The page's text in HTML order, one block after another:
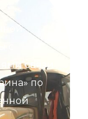
с
связи
по